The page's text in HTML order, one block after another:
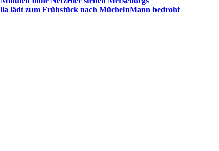
lädt zum Frühstück nach MüchelnMann bedroht